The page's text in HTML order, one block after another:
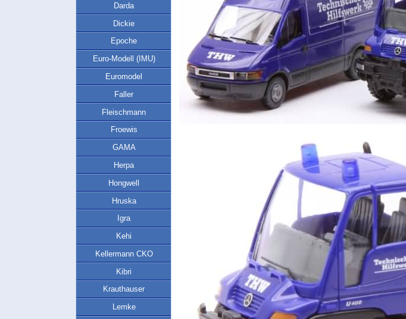
Darda
Dickie
Epoche
Euro-Modell (IMU)
Euromodel
Faller
Fleischmann
Froewis
GAMA
Herpa
Hongwell
Hruska
Igra
Kehi
Kellermann CKO
Kibri
Krauthauser
Lemke